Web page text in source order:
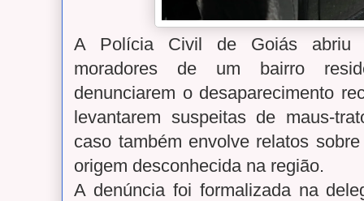
A Polícia Civil de Goiás abriu
moradores de um bairro
denunciarem o desaparecimento
levantarem suspeitas de maus-
caso também envolve relatos
origem desconhecida na região.
A denúncia foi formalizada na